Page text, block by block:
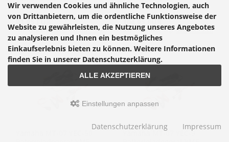
Vorderachsen-Schutzkit
Blau 1WS-F2518-10-00
91,95 EUR
inkl. 19 % MwSt. zzgl.Versandkosten
Vorderachsen-Schutzkit
Titanium 1WS-F2518-00-
00
104,95 EUR
inkl. 19 % MwSt. zzgl. Versandkosten
Yamaha MT-07 YEC-9
Wir verwenden Cookies und ähnliche Technologien, auch
von Drittanbietern, um die ordentliche Funktionsweise der
Website zu gewährleisten, die Nutzung unseres Angebotes
zu analysieren und Ihnen ein bestmögliches
Einkaufserlebnis bieten zu können. Weitere Informationen
finden Sie in unserer Datenschutzerklärung.
ALLE AKZEPTIEREN
Einstellungen anpassen
Datenschutzerklärung Impressum